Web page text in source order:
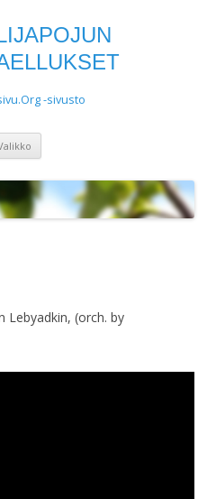
-sivusto
Lebyadkin, (orch. by